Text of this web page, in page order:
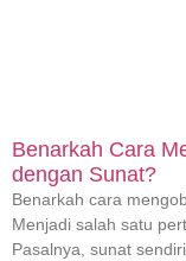
Benarkah Cara
dengan Sunat?
Benarkah cara
Menjadi salah satu
Pasalnya, sunat